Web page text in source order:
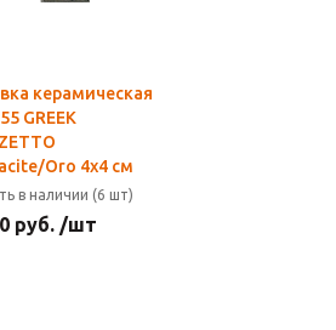
керамическая
GREEK
Oro 4x4 см
в наличии (6 шт)
руб. /шт